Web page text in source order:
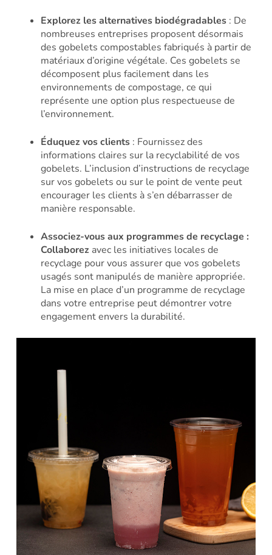
Explorez les alternatives biodégradables: De
nombreuses entreprises proposent désormais
des gobelets compostables fabriqués à partir de
matériaux d’origine végétale. Ces gobelets se
décomposent plus facilement dans les
environnements de compostage, ce qui
représente une option plus respectueuse de
l’environnement.
Éduquez vos clients: Fournissez des
informations claires sur la recyclabilité de vos
gobelets. L’inclusion d’instructions de recyclage
sur vos gobelets ou sur le point de vente peut
encourager les clients à s’en débarrasser de
manière responsable.
Associez-vous aux programmes de recyclage :
Collaborezavec les initiatives locales de
recyclage pour vous assurer que vos gobelets
usagés sont manipulés de manière appropriée.
La mise en place d’un programme de recyclage
dans votre entreprise peut démontrer votre
engagement envers la durabilité.